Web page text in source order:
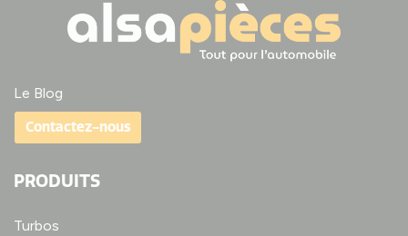
Le Blog
Contactez-nous
PRODUITS
Turbos